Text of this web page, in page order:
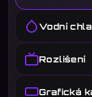
Vodní
Rozlišení
Grafická